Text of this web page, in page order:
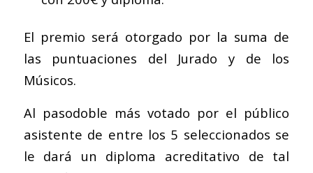
El premio será otorgado por la suma de
las puntuaciones del Jurado y de los
Músicos.
Al pasodoble más votado por el público
asistente de entre los 5 seleccionados se
le dará un diploma acreditativo de tal